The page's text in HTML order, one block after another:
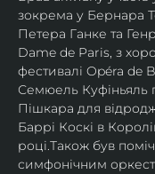
зокрема у Бернара
Петера Ганке та
Dame de Paris, з
фестивалі Opéra de
Семюель Куфіньяль
Пішкара для
Баррі Коскі в
році.Також був
симфонічним